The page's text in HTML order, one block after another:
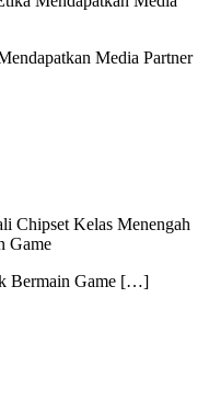
Media Partner
Chipset Kelas Menengah
Game
Bermain Game […]